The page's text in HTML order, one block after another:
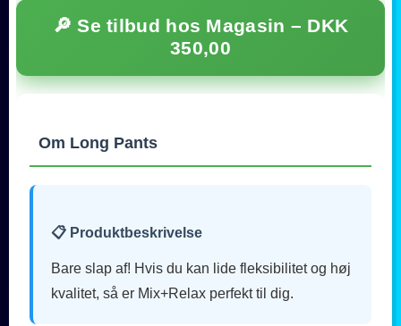
🔎 Se tilbud hos Magasin – DKK
350,00
Om Long Pants
📋 Produktbeskrivelse
Bare slap af! Hvis du kan lide fleksibilitet og høj
kvalitet, så er Mix+Relax perfekt til dig.